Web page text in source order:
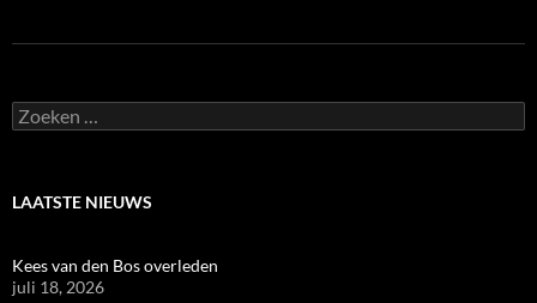
Zoeken
naar:
LAATSTE NIEUWS
Kees van den Bos overleden
juli 18, 2026